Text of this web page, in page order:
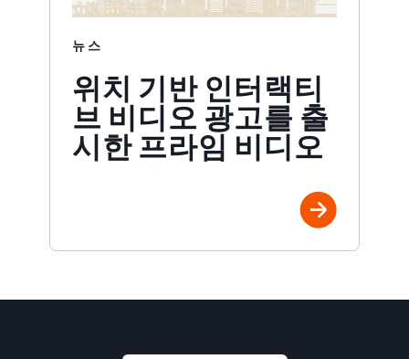
뉴스
위치 기반 인터랙티
브 비디오 광고를 출
시한 프라임 비디오